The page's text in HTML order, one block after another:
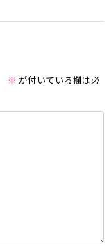
※ が付いている欄は必